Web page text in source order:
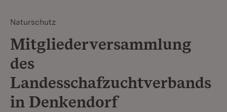
Naturschutz
Mitgliederversammlung
des
Landesschafzuchtverbands
in Denkendorf